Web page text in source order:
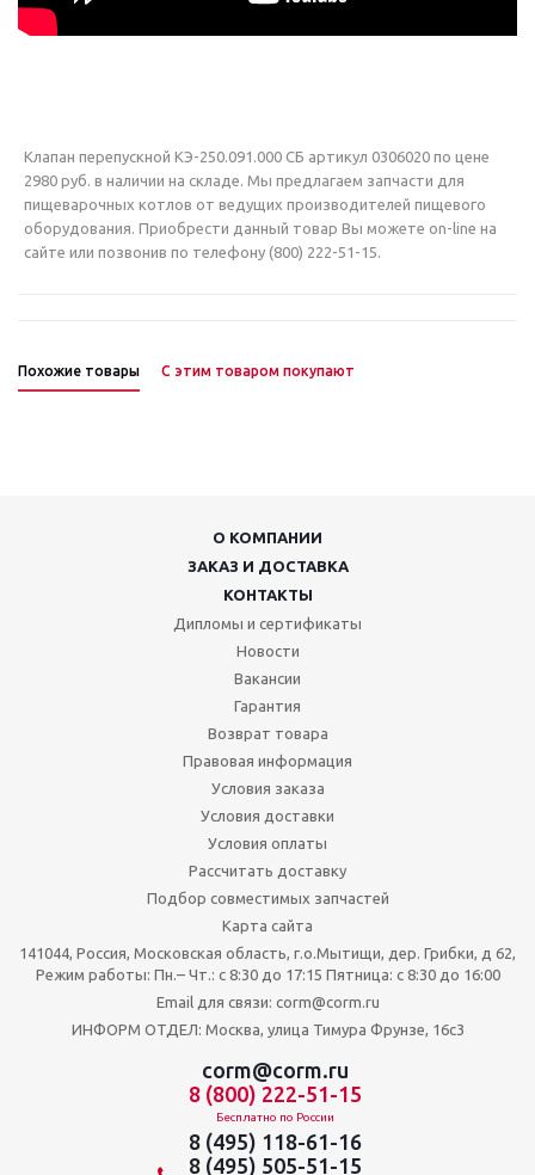
Клапан перепускной КЭ-250.091.000 СБ артикул 0306020 по цене
2980 руб. в наличии на складе. Мы предлагаем запчасти для
пищеварочных котлов от ведущих производителей пищевого
оборудования. Приобрести данный товар Вы можете on-line на
сайте или позвонив по телефону (800) 222-51-15.
Похожие товары С этим товаром покупают
О КОМПАНИИ
ЗАКАЗ И ДОСТАВКА
КОНТАКТЫ
Дипломы и сертификаты
Новости
Вакансии
Гарантия
Возврат товара
Правовая информация
Условия заказа
Условия доставки
Условия оплаты
Рассчитать доставку
Подбор совместимых запчастей
Карта сайта
141044, Россия, Московская область, г.о.Мытищи, дер. Грибки, д 62,
Режим работы: Пн.– Чт.: с 8:30 до 17:15 Пятница: c 8:30 до 16:00
Email для связи: corm@corm.ru
ИНФОРМ ОТДЕЛ: Москва, улица Тимура Фрунзе, 16с3
corm@corm.ru
8 (800) 222-51-15
Бесплатно по России
8 (495) 118-61-16
8 (495) 505-51-15